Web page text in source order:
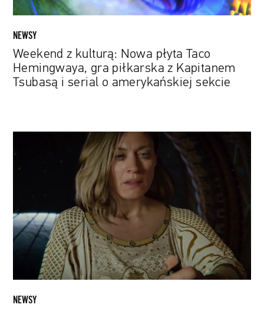
Kapitanem
Tsubasą
serial
o
amerykańskiej
NEWSY
Weekend z kulturą: Nowa płyta Taco
Hemingwaya, gra piłkarska z Kapitanem
Tsubasą i serial o amerykańskiej sekcie
na
jeszcze
umiejętności
ulepszonego
w
wideo
NEWSY